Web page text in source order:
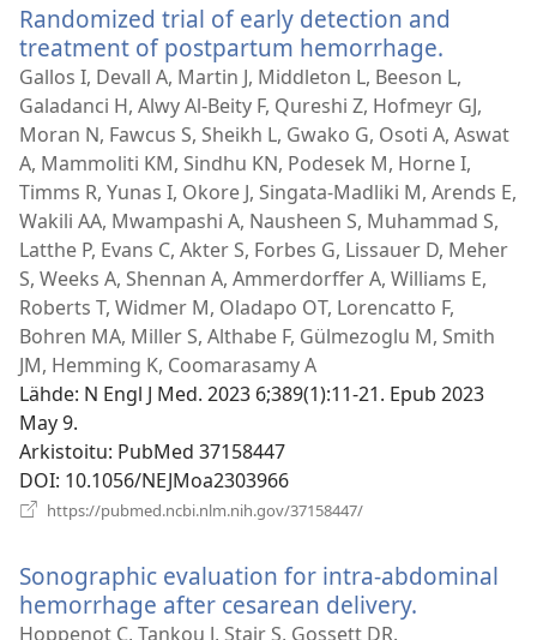
Randomized trial of early detection and
treatment of postpartum hemorrhage.
uuden
ikkunan)
Gallos I, Devall A, Martin J, Middleton L, Beeson L,
Galadanci H, Alwy Al-Beity F, Qureshi Z, Hofmeyr GJ,
Moran N, Fawcus S, Sheikh L, Gwako G, Osoti A, Aswat
A, Mammoliti KM, Sindhu KN, Podesek M, Horne I,
Timms R, Yunas I, Okore J, Singata-Madliki M, Arends E,
Wakili AA, Mwampashi A, Nausheen S, Muhammad S,
Latthe P, Evans C, Akter S, Forbes G, Lissauer D, Meher
S, Weeks A, Shennan A, Ammerdorffer A, Williams E,
Roberts T, Widmer M, Oladapo OT, Lorencatto F,
Bohren MA, Miller S, Althabe F, Gülmezoglu M, Smith
JM, Hemming K, Coomarasamy A
Lähde‎: N Engl J Med. 2023 6;389(1):11-21. Epub 2023
May 9.
Arkistoitu‎: PubMed 37158447
DOI‎: 10.1056/NEJMoa2303966
https://pubmed.ncbi.nlm.nih.gov/37158447/
Sonographic evaluation for intra-abdominal
hemorrhage after cesarean delivery.
Hoppenot C, Tankou J, Stair S, Gossett DR.